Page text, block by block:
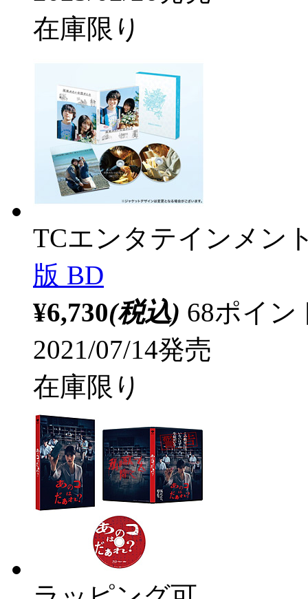
在庫限り
TCエンタテインメン
版 BD
¥6,730(税込) 68ポイ
2021/07/14発売
在庫限り